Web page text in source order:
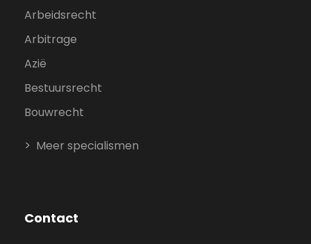
Arbeidsrecht
Arbitrage
Azië
Bestuursrecht
Bouwrecht
Meer specialismen
Contact